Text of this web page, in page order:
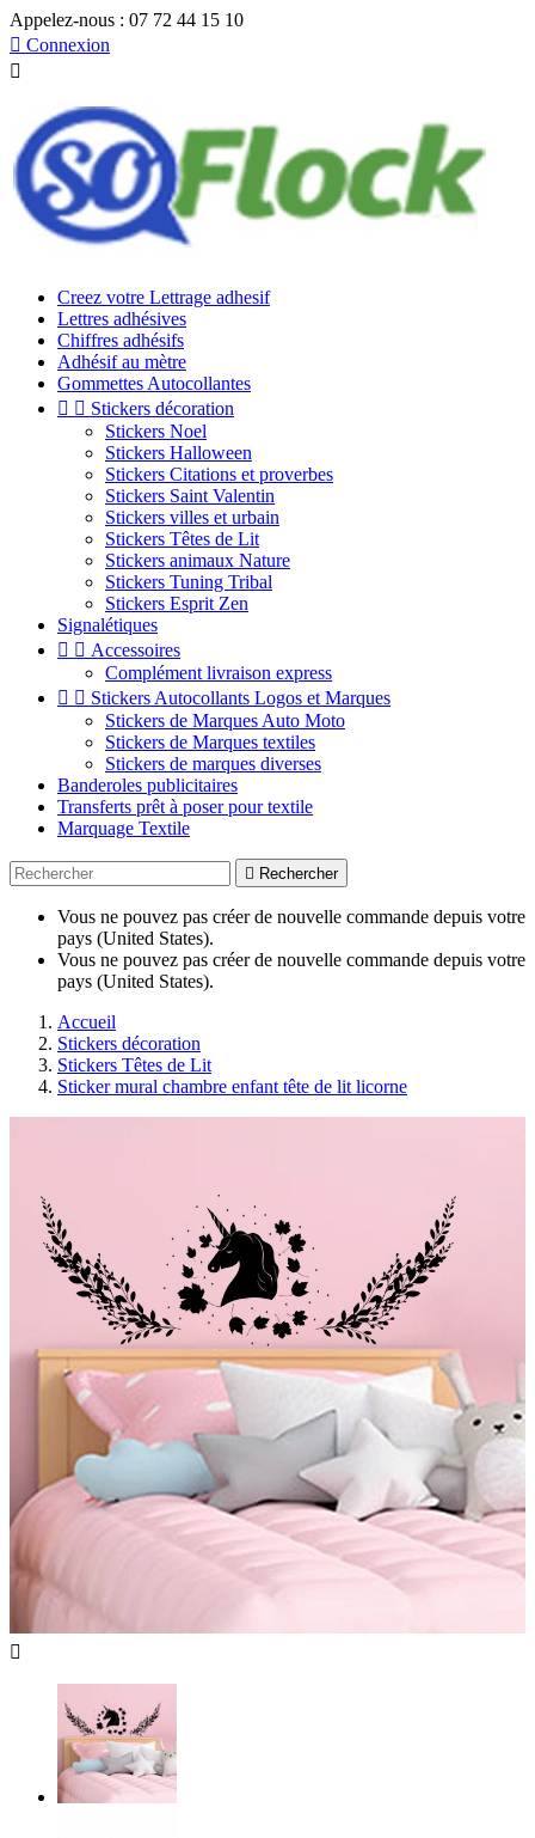
Appelez-nous : 07 72 44 15 10
 Connexion

Creez votre Lettrage adhesif
Lettres adhésives
Chiffres adhésifs
Adhésif au mètre
Gommettes Autocollantes
  Stickers décoration
Stickers Noel
Stickers Halloween
Stickers Citations et proverbes
Stickers Saint Valentin
Stickers villes et urbain
Stickers Têtes de Lit
Stickers animaux Nature
Stickers Tuning Tribal
Stickers Esprit Zen
Signalétiques
  Accessoires
Complément livraison express
  Stickers Autocollants Logos et Marques
Stickers de Marques Auto Moto
Stickers de Marques textiles
Stickers de marques diverses
Banderoles publicitaires
Transferts prêt à poser pour textile
Marquage Textile
 Rechercher
Vous ne pouvez pas créer de nouvelle commande depuis votre
pays (United States).
Vous ne pouvez pas créer de nouvelle commande depuis votre
pays (United States).
Accueil
Stickers décoration
Stickers Têtes de Lit
Sticker mural chambre enfant tête de lit licorne
